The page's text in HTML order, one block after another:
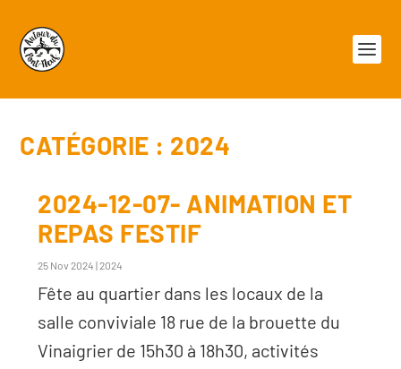
CATÉGORIE : 2024
2024-12-07- ANIMATION ET
REPAS FESTIF
25 Nov 2024 |2024
Fête au quartier dans les locaux de la
salle conviviale 18 rue de la brouette du
Vinaigrier de 15h30 à 18h30, activités